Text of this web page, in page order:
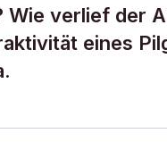
verlief der
eines